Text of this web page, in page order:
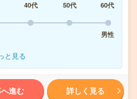
40代 50代
60代
男性
と見る
進む 詳しく見る